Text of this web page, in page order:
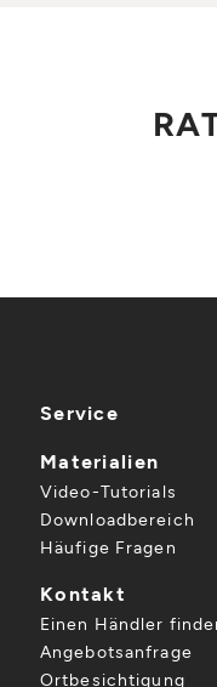
Service
Materialien
Video-Tutorials
Downloadbereich
Häufige Fragen
Kontakt
Einen Händler
Angebotsanfrage
Ortbesichtigung